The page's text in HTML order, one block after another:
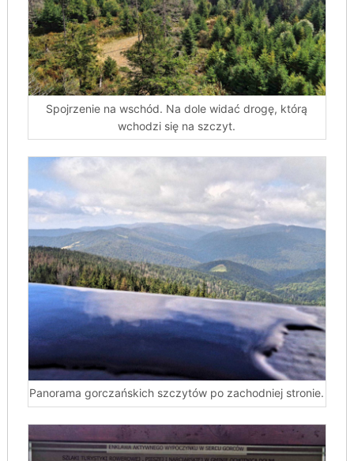
Spojrzenie na wschód. Na dole widać drogę, którą
wchodzi się na szczyt.
Panorama gorczańskich szczytów po zachodniej stronie.